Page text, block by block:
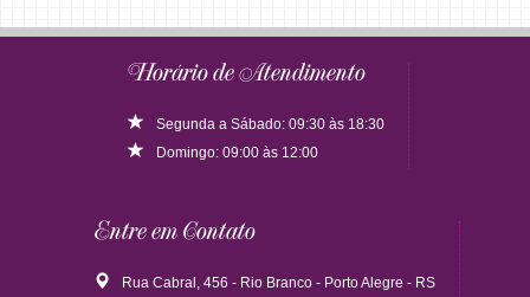
Horário de Atendimento
Segunda a Sábado: 09:30 às 18:30
Domingo: 09:00 às 12:00
Entre em Contato
Rua Cabral, 456 - Rio Branco - Porto Alegre - RS